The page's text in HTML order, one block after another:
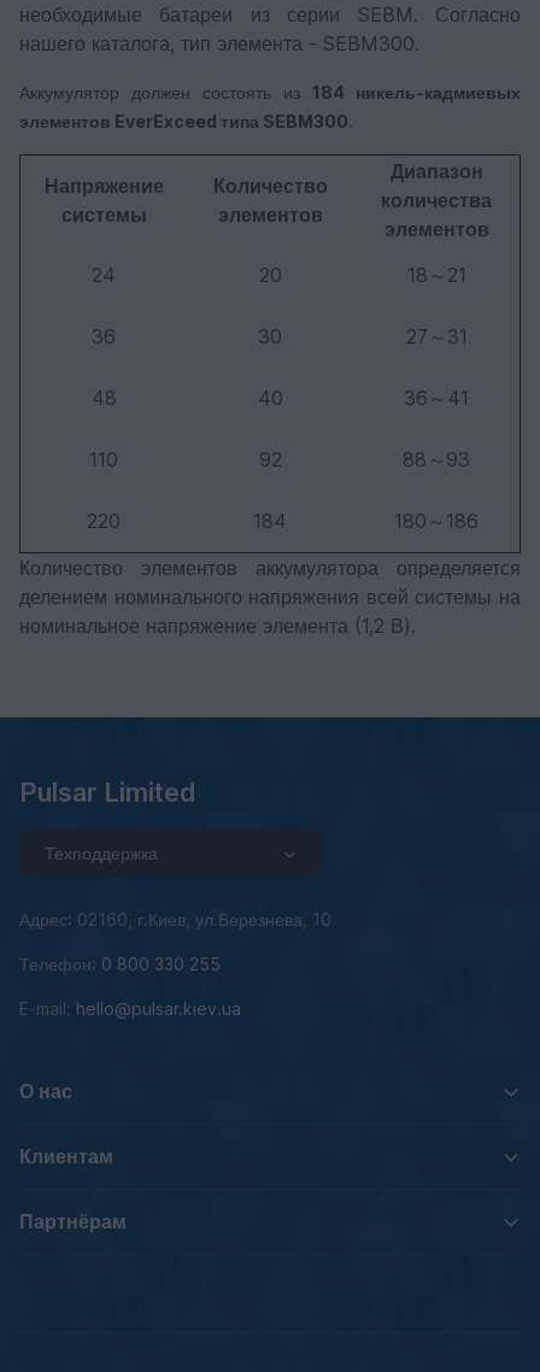
необходимые батареи из серии SEBM. Согласно
нашего каталога, тип элемента - SEBM300.
Аккумулятор должен состоять из 184 никель-кадмиевых
элементов EverExceed типа SEBM300.
Напряжение
системы
Количество
элементов
Диапазон
количества
элементов
24
20 18～21
36 30 27～31
48 40 36～41
110 92 88～93
220 184
180～186
Количество элементов аккумулятора определяется
делением номинального напряжения всей системы на
номинальное напряжение элемента (1,2 В).
Pulsar Limited
Техподдержка
Адрес: 02160, г.Киев, ул.Березнева, 10
Телефон: 0 800 330 255
E-mail: hello@pulsar.kiev.ua
О нас
Клиентам
Партнёрам